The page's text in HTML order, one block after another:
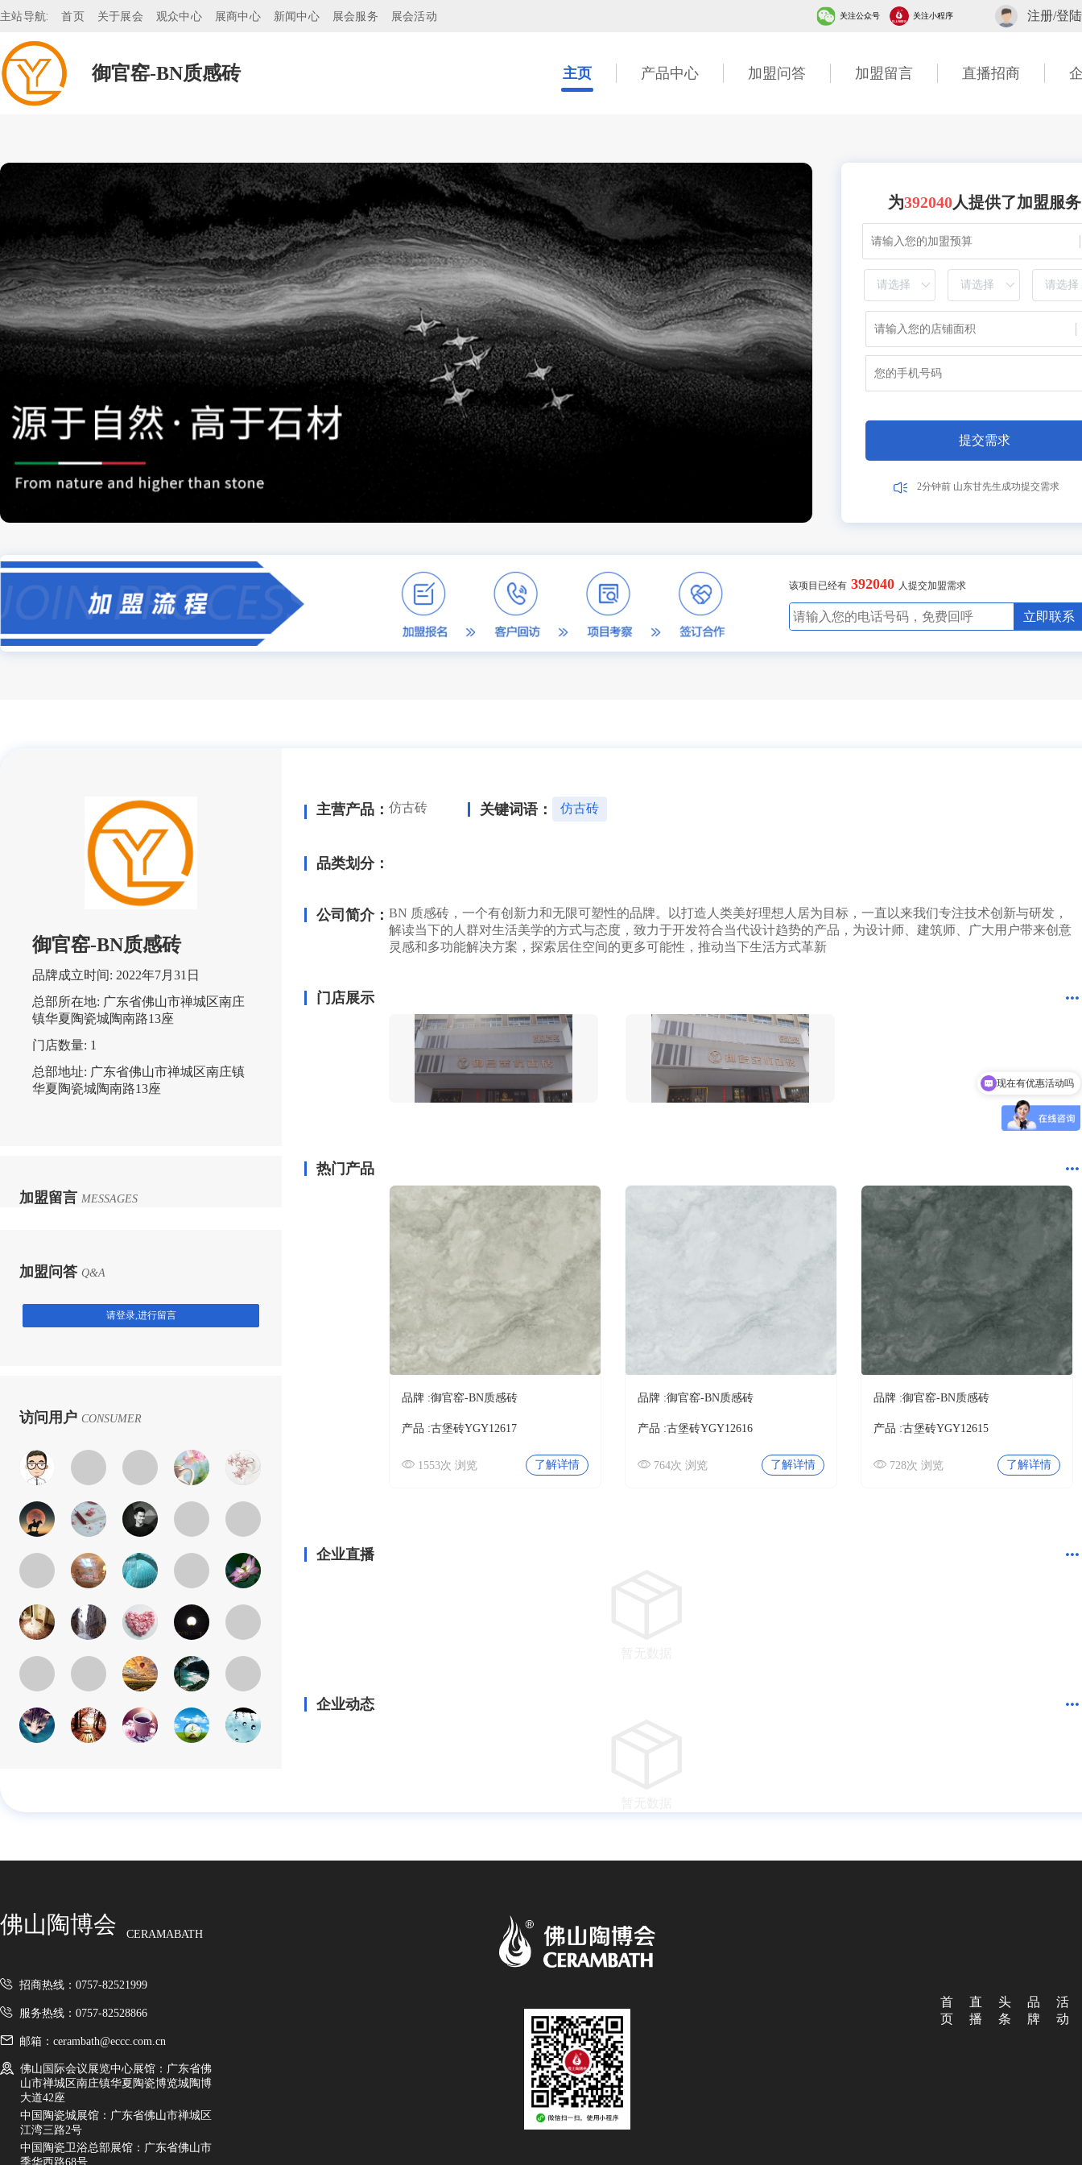
主站导航: 首页 关于展会 观众中心 展商中心 新闻中心 展会服务 展会活动 关注公众号 关注小程序 注册/登陆
御官窑-BN质感砖 主页 产品中心 加盟问答 加盟留言 直播招商
为392040人提供了加盟服务
提交需求
6分钟前 广东李女士成功提交需求
10分钟前 广东陈先生成功提交需求
17分钟前 北京吴女士成功提交需求
2分钟前 山东高先生成功提交需求
1分钟前 湖北胡先生成功提交需求
10分钟前 四川贺先生成功提交需求
3分钟前 广东古先生成功提交需求
11分钟前 湖北胡先生成功提交需求
27分钟前 北京吴女士成功提交需求
2分钟前 山东甘先生成功提交需求
1分钟前 湖北胡先生成功提交需求
10分钟前 四川贺先生成功提交需求
27分钟前 北京吴女士成功提交需求
10分钟前 四川贺先生成功提交需求
7分钟前 北京吴女士成功提交需求
2分钟前 山东甘先生成功提交需求
3分钟前 广东古先生成功提交需求
2分钟前 山东甘先生成功提交需求
4分钟前 广东古先生成功提交需求
12分钟前 湖北胡先生成功提交需求
10分钟前 四川贺先生成功提交需求
9分钟前 北京吴女士成功提交需求
2分钟前 山东甘先生成功提交需求
5分钟前 广东古先生成功提交需求
1分钟前 湖北胡先生成功提交需求
10分钟前 四川贺先生成功提交需求
7分钟前 北京吴女士成功提交需求
2分钟前 山东甘先生成功提交需求
3分钟前 广东古先生成功提交需求
1分钟前 湖北胡先生成功提交需求
40分钟前 四川贺先生成功提交需求
7分钟前 北京吴女士成功提交需求
2分钟前 山东甘先生成功提交需求
6分钟前 广东古先生成功提交需求
1分钟前 湖北胡先生成功提交需求
10分钟前 四川贺先生成功提交需求
7分钟前 北京吴女士成功提交需求
2分钟前 山东甘先生成功提交需求
3分钟前 广东古先生成功提交需求
1分钟前 湖北胡先生成功提交需求
20分钟前 四川贺先生成功提交需求
7分钟前 北京吴女士成功提交需求
2分钟前 山东甘先生成功提交需求
2分钟前 广东古先生成功提交需求
1分钟前 湖北胡先生成功提交需求
13分钟前 四川贺先生成功提交需求
27分钟前 北京吴女士成功提交需求
2分钟前 山东甘先生成功提交需求
3分钟前 广东古先生成功提交需求
1分钟前 湖北胡先生成功提交需求
10分钟前 四川贺先生成功提交需求
47分钟前 北京吴女士成功提交需求
2分钟前 山东甘先生成功提交需求
3分钟前 广东古先生成功提交需求
11分钟前 湖北胡先生成功提交需求
10分钟前 四川贺先生成功提交需求
27分钟前 北京吴女士成功提交需求
2分钟前 山东甘先生成功提交需求
13分钟前 广东古先生成功提交需求
13分钟前 湖北胡先生成功提交需求
30分钟前 四川贺先生成功提交需求
17分钟前 北京吴女士成功提交需求
2分钟前 山东甘先生成功提交需求
3分钟前 广东古先生成功提交需求
16分钟前 湖北胡先生成功提交需求
10分钟前 四川贺先生成功提交需求
7分钟前 北京吴女士成功提交需求
2分钟前 山东甘先生成功提交需求
该项目已经有 392040 人提交加盟需求
立即联系
御官窑-BN质感砖
品牌成立时间: 2022年7月31日
总部所在地: 广东省佛山市禅城区南庄
镇华夏陶瓷城陶南路13座
门店数量: 1
总部地址: 广东省佛山市禅城区南庄镇
华夏陶瓷城陶南路13座
加盟留言 MESSAGES
加盟问答 Q&A
请登录,进行留言
访问用户 CONSUMER
主营产品： 仿古砖 关键词语： 仿古砖
品类划分：
公司简介： BN 质感砖，一个有创新力和无限可塑性的品牌。以打造人类美好理想人居为目标，一直以来我们专注技术创新与研发，
解读当下的人群对生活美学的方式与态度，致力于开发符合当代设计趋势的产品，为设计师、建筑师、广大用户带来创意
灵感和多功能解决方案，探索居住空间的更多可能性，推动当下生活方式革新
门店展示
热门产品
品牌 :御官窑-BN质感砖
产品 :古堡砖YGY12617
1553次 浏览 了解详情
品牌 :御官窑-BN质感砖
产品 :古堡砖YGY12616
764次 浏览 了解详情
品牌 :御官窑-BN质感砖
产品 :古堡砖YGY12615
728次 浏览 了解详情
企业直播
企业动态
佛山陶博会 CERAMABATH
招商热线：0757-82521999
服务热线：0757-82528866
邮箱：cerambath@eccc.com.cn
佛山国际会议展览中心展馆：广东省佛
山市禅城区南庄镇华夏陶瓷博览城陶博
大道42座
中国陶瓷城展馆：广东省佛山市禅城区
江湾三路2号
中国陶瓷卫浴总部展馆：广东省佛山市
季华西路68号
首
页
直
播
头
条
品
牌
活
动
现在有优惠活动吗